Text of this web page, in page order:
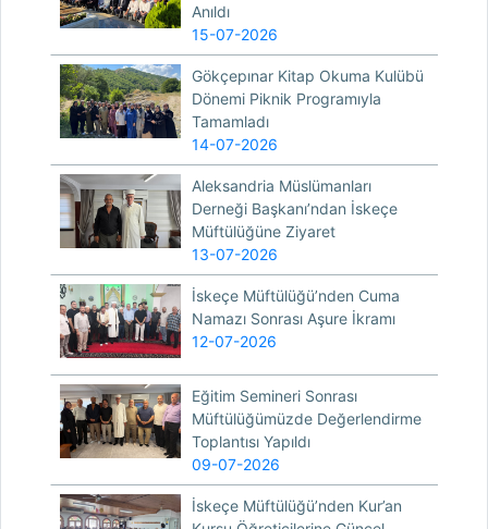
Anıldı
15-07-2026
Gökçepınar Kitap Okuma Kulübü
Dönemi Piknik Programıyla
Tamamladı
14-07-2026
Aleksandria Müslümanları
Derneği Başkanı’ndan İskeçe
Müftülüğüne Ziyaret
13-07-2026
İskeçe Müftülüğü’nden Cuma
Namazı Sonrası Aşure İkramı
12-07-2026
Eğitim Semineri Sonrası
Müftülüğümüzde Değerlendirme
Toplantısı Yapıldı
09-07-2026
İskeçe Müftülüğü’nden Kur’an